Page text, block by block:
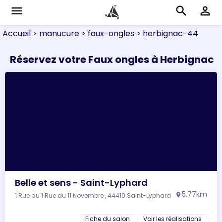
menu search perm_identity
Accueil > manucure > faux-ongles > herbignac-44
Réservez votre Faux ongles à Herbignac
Belle et sens - Saint-Lyphard
1 Rue du 1 Rue du 11 Novembre , 44410 Saint-Lyphard location_on 5.77km
Fiche du salon Voir les réalisations